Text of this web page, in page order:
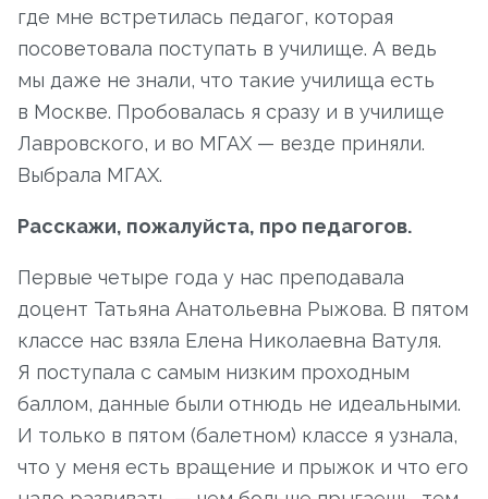
где мне встретилась педагог, которая
посоветовала поступать в училище. А ведь
мы даже не знали, что такие училища есть
в Москве. Пробовалась я сразу и в училище
Лавровского, и во МГАХ — везде приняли.
Выбрала МГАХ.
Расскажи, пожалуйста, про педагогов.
Первые четыре года у нас преподавала
доцент Татьяна Анатольевна Рыжова. В пятом
классе нас взяла Елена Николаевна Ватуля.
Я поступала с самым низким проходным
баллом, данные были отнюдь не идеальными.
И только в пятом (балетном) классе я узнала,
что у меня есть вращение и прыжок и что его